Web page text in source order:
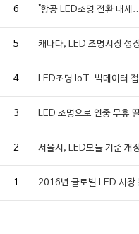
6 "항공 LED조명 전환 대
5 캐나다, LED 조명시장 성
4 LED조명 IoT· 빅데이터 접
3 LED 조명으로 연중 무휴
2 서울시, LED모듈 기준 개
1 2016년 글로벌 LED 시장